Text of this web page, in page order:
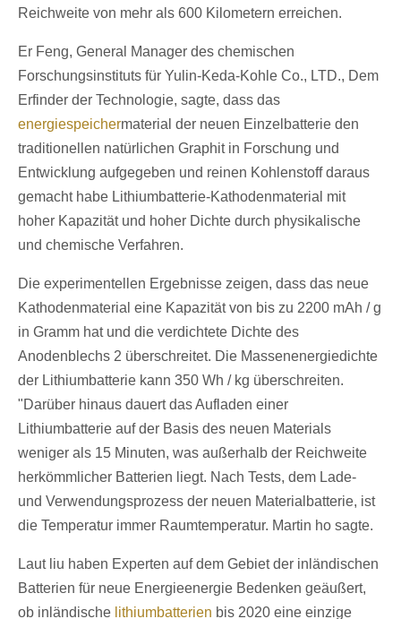
Reichweite von mehr als 600 Kilometern erreichen.
Er Feng, General Manager des chemischen
Forschungsinstituts für Yulin-Keda-Kohle Co., LTD., Dem
Erfinder der Technologie, sagte, dass das
energiespeichermaterial der neuen Einzelbatterie den
traditionellen natürlichen Graphit in Forschung und
Entwicklung aufgegeben und reinen Kohlenstoff daraus
gemacht habe Lithiumbatterie-Kathodenmaterial mit
hoher Kapazität und hoher Dichte durch physikalische
und chemische Verfahren.
Die experimentellen Ergebnisse zeigen, dass das neue
Kathodenmaterial eine Kapazität von bis zu 2200 mAh / g
in Gramm hat und die verdichtete Dichte des
Anodenblechs 2 überschreitet. Die Massenenergiedichte
der Lithiumbatterie kann 350 Wh / kg überschreiten.
"Darüber hinaus dauert das Aufladen einer
Lithiumbatterie auf der Basis des neuen Materials
weniger als 15 Minuten, was außerhalb der Reichweite
herkömmlicher Batterien liegt. Nach Tests, dem Lade-
und Verwendungsprozess der neuen Materialbatterie, ist
die Temperatur immer Raumtemperatur. Martin ho sagte.
Laut liu haben Experten auf dem Gebiet der inländischen
Batterien für neue Energieenergie Bedenken geäußert,
ob inländische lithiumbatterien bis 2020 eine einzige